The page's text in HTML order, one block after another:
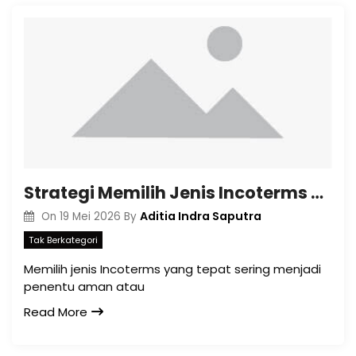
Strategi Memilih Jenis Incoterms yang Paling Aman untuk Transaksi Impor Pertama Anda
On 19 Mei 2026 By Aditia Indra Saputra
Tak Berkategori
Memilih jenis Incoterms yang tepat sering menjadi
penentu aman atau
Read More